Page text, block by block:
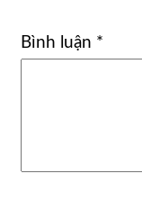
Bình luận *